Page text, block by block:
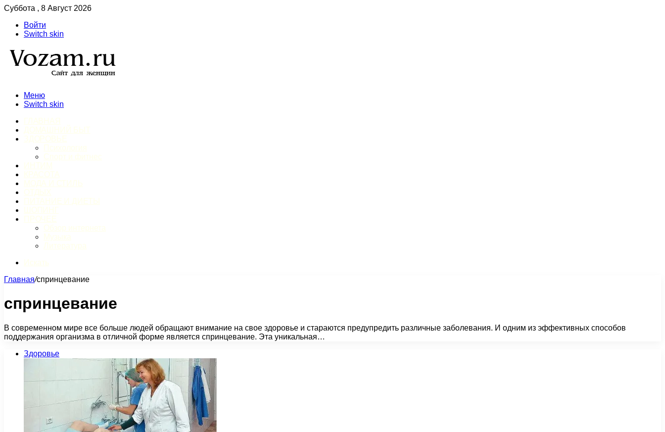
Суббота , 8 Август 2026
Войти
Switch skin
Меню
Switch skin
Главная/спринцевание
спринцевание
В современном мире все больше людей обращают внимание на свое здоровье и стараются предупредить различные заболевания. И одним из эффективных способов
поддержания организма в отличной форме является спринцевание. Эта уникальная…
Здоровье